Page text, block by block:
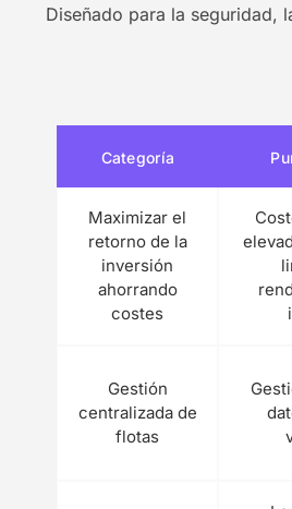
Diseñado para la seguridad,
Categoría
Maximizar el
retorno de la
inversión
ahorrando
costes
Gestión
centralizada de
flotas